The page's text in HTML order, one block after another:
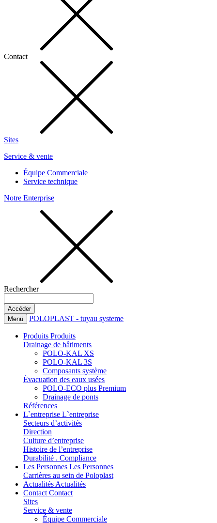
Contact
Sites
Service & vente
Équipe Commerciale
Service technique
Notre Enterprise
Rechercher
Menü POLOPLAST - tuyau systeme
Produits Produits
Drainage de bâtiments
POLO-KAL XS
POLO-KAL 3S
Composants système
Évacuation des eaux usées
POLO-ECO plus Premium
Drainage de ponts
Références
L`entreprise L`entreprise
Secteurs d’activités
Direction
Culture d’entreprise
Histoire de l’entreprise
Durabilité . Compliance
Les Personnes Les Personnes
Carrières au sein de Poloplast
Actualités Actualités
Contact Contact
Sites
Service & vente
Équipe Commerciale